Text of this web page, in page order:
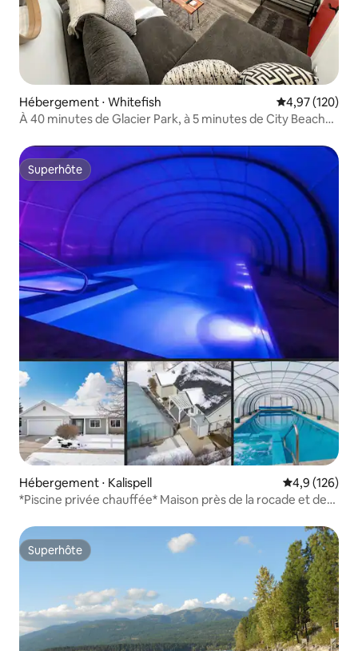
Hébergement ⋅ Whitefish Évaluation
4,97 (120)
À 40 minutes de Glacier Park, à 5 minutes de City Beach
Superhôte
Superhôte
Hébergement ⋅ Kalispell Évaluation
4,9 (126)
*Piscine privée chauffée* Maison près de la rocade et des
Superhôte
Superhôte